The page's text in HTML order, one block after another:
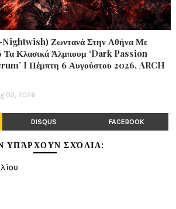
Ζωντανά Στην Αθήνα Με
Τα Κλασικά Άλμπουμ ‘Dark Passion
I Πέμπτη 6 Αυγούστου 2026, ARCH
02, 2026
DISQUS FACEBOOK
ΥΠΆΡΧΟΥΝ ΣΧΌΛΙΑ: